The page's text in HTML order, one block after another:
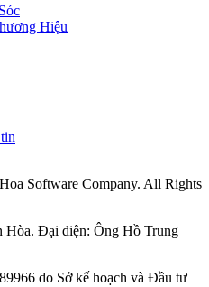
Hiệu
Software Company. All Rights
Hòa. Đại diện: Ông Hồ Trung
do Sở kế hoạch và Đầu tư